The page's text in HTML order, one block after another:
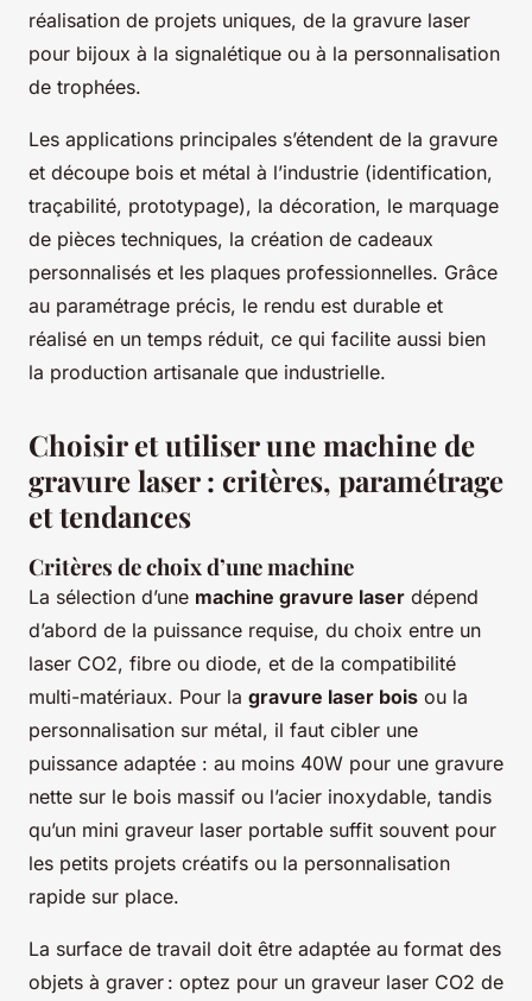
réalisation de projets uniques, de la gravure laser
pour bijoux à la signalétique ou à la personnalisation
de trophées.
Les applications principales s’étendent de la gravure
et découpe bois et métal à l’industrie (identification,
traçabilité, prototypage), la décoration, le marquage
de pièces techniques, la création de cadeaux
personnalisés et les plaques professionnelles. Grâce
au paramétrage précis, le rendu est durable et
réalisé en un temps réduit, ce qui facilite aussi bien
la production artisanale que industrielle.
Choisir et utiliser une machine de
gravure laser : critères, paramétrage
et tendances
Critères de choix d’une machine
La sélection d’une machine gravure laser dépend
d’abord de la puissance requise, du choix entre un
laser CO2, fibre ou diode, et de la compatibilité
multi-matériaux. Pour la gravure laser bois ou la
personnalisation sur métal, il faut cibler une
puissance adaptée : au moins 40W pour une gravure
nette sur le bois massif ou l’acier inoxydable, tandis
qu’un mini graveur laser portable suffit souvent pour
les petits projets créatifs ou la personnalisation
rapide sur place.
La surface de travail doit être adaptée au format des
objets à graver : optez pour un graveur laser CO2 de